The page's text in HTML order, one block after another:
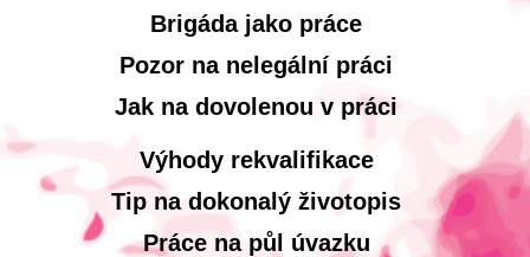
Brigáda jako práce
Pozor na nelegální práci
Jak na dovolenou v práci
Výhody rekvalifikace
Tip na dokonalý životopis
Práce na půl úvazku